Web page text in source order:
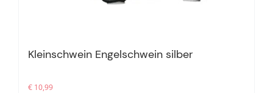
Kleinschwein Engelschwein silber
€ 10,99